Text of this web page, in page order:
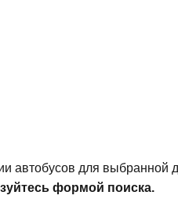
автобусов для выбранной
формой поиска.